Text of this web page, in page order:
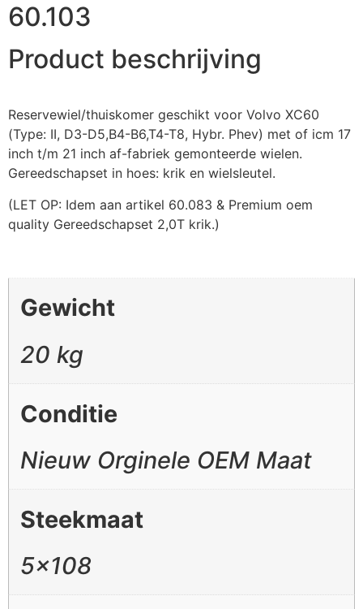
60.103
Product beschrijving
Reservewiel/thuiskomer geschikt voor Volvo XC60
(Type: II, D3-D5,B4-B6,T4-T8, Hybr. Phev) met of icm 17
inch t/m 21 inch af-fabriek gemonteerde wielen.
Gereedschapset in hoes: krik en wielsleutel.
(LET OP: Idem aan artikel 60.083 & Premium oem
quality Gereedschapset 2,0T krik.)
Gewicht
20 kg
Conditie
Nieuw Orginele OEM Maat
Steekmaat
5×108